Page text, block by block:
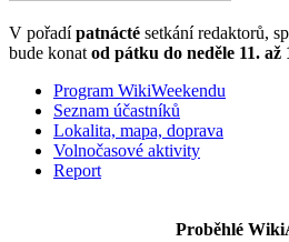
V pořadípatnácté setkání redaktorů,
bude konat od pátku do neděle 11. až
Program WikiWeekendu
Seznam účastníků
Lokalita, mapa, doprava
Volnočasové aktivity
Report
Proběhlé